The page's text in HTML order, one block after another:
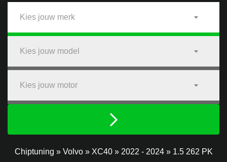
Kies jouw merk
Kies jouw model
Kies jouw motor
Chiptuning » Volvo» XC40» 2022 - 2024» 1.5 262 PK